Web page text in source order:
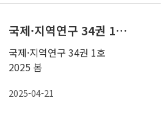
국제·지역연구 34권 1호 2025 봄
국제·지역연구 34권 1호
2025 봄
2025-04-21